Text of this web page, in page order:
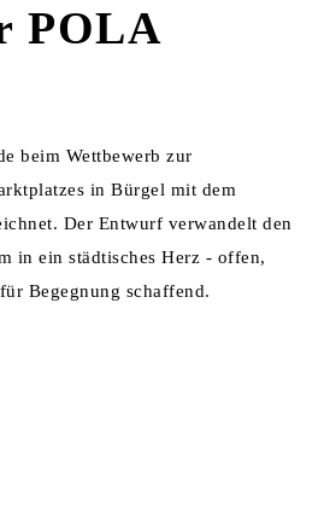
POLA
beim Wettbewerb zur
in Bürgel mit dem
Der Entwurf verwandelt den
in ein städtisches Herz - offen,
Begegnung schaffend.